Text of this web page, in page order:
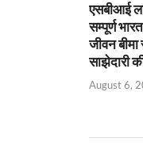
एसबीआई
सम्पूर्ण
जीवन
साझेदारी
August 6,